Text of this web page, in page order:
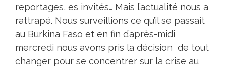
reportages, es invités… Mais l’actualité nous a
rattrapé. Nous surveillions ce qu’il se passait
au Burkina Faso et en fin d’après-midi
mercredi nous avons pris la décision de tout
changer pour se concentrer sur la crise au